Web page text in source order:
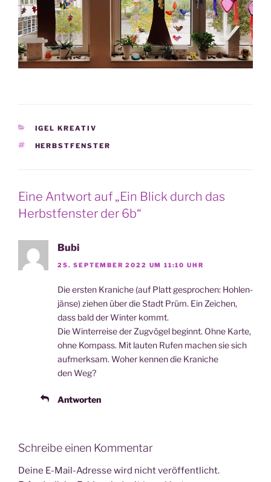
KATEGORIEN
IGEL KREATIV
SCHLAGWÖRTER
HERBSTFENSTER
Eine Antwort auf „Ein Blick durch das
Herbstfenster der 6b“
Bubi
25. SEPTEMBER 2022 UM 11:10 UHR
Die ers­ten Kra­ni­che (auf Platt gespro­chen: Hoh­len­
jän­se) zie­hen über die Stadt Prüm. Ein Zei­chen,
dass bald der Win­ter kommt.
Die Win­ter­rei­se der Zug­vö­gel beginnt. Ohne Kar­te,
ohne Kom­pass. Mit lau­ten Rufen machen sie sich
auf­merk­sam. Woher ken­nen die Kra­ni­che
den Weg?
Antworten
Schreibe einen Kommentar
Deine E-Mail-Adresse wird nicht veröffentlicht.